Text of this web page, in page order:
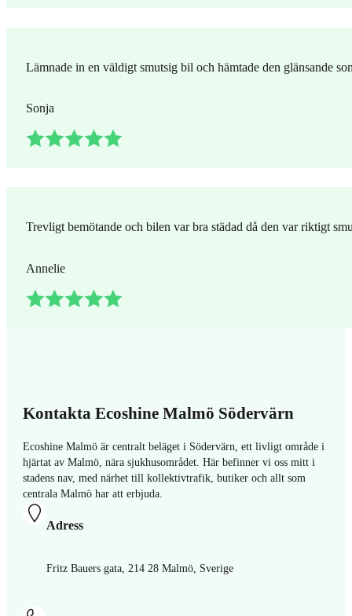
Lämnade in en väldigt smutsig bil och hämtade den glänsande
Sonja
Trevligt bemötande och bilen var bra städad då den var riktigt
Annelie
Kontakta Ecoshine Malmö Södervärn
Ecoshine Malmö är centralt beläget i Södervärn, ett livligt område i
hjärtat av Malmö, nära sjukhusområdet. Här befinner vi oss mitt i
stadens nav, med närhet till kollektivtrafik, butiker och allt som
centrala Malmö har att erbjuda.
Adress
Fritz Bauers gata, 214 28 Malmö, Sverige